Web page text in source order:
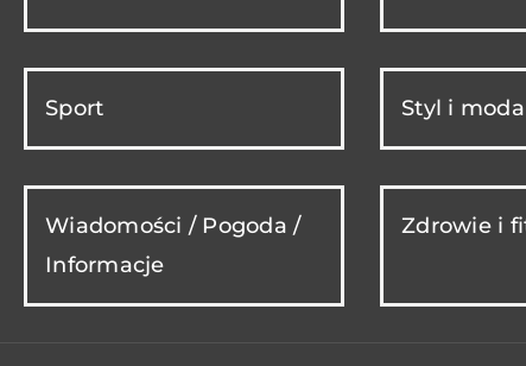
Sport Styl i moda
Wiadomości / Pogoda /
Informacje
Zdrowie i